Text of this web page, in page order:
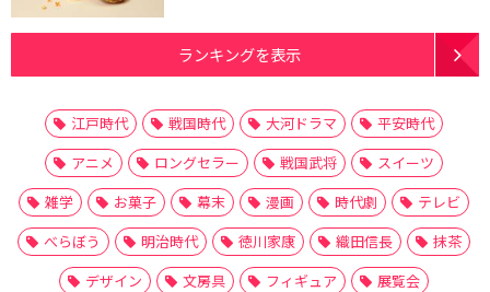
ランキングを表示
江戸時代 戦国時代 大河ドラマ
平安時代
アニメ
ロングセラー 戦国武将
スイーツ
雑学
お菓子 幕末 漫画 時代劇
テレビ
べらぼう
明治時代 徳川家康 織田信長
抹茶
デザイン
文房具 フィギュア
展覧会